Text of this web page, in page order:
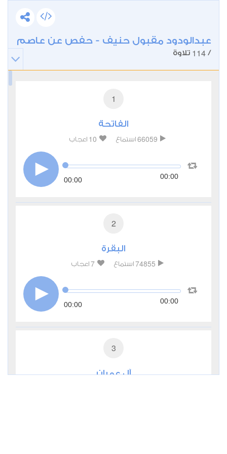
عبدالودود مقبول حنيف - حفص عن عاصم
/
114 تلاوة
1
الفاتحة
66059 استماع 10 اعجاب
00:00 00:00
2
البقرة
74855 استماع 7 اعجاب
00:00 00:00
3
آل عمران